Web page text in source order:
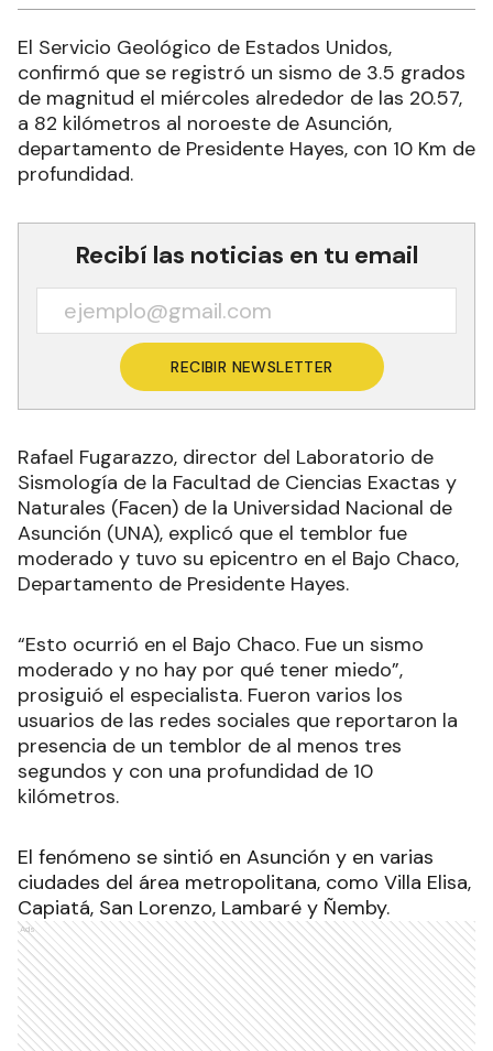
El Servicio Geológico de Estados Unidos,
confirmó que se registró un sismo de 3.5 grados
de magnitud el miércoles alrededor de las 20.57,
a 82 kilómetros al noroeste de Asunción,
departamento de Presidente Hayes, con 10 Km de
profundidad.
Recibí las noticias en tu email
RECIBIR NEWSLETTER
Rafael Fugarazzo, director del Laboratorio de
Sismología de la Facultad de Ciencias Exactas y
Naturales (Facen) de la Universidad Nacional de
Asunción (UNA), explicó que el temblor fue
moderado y tuvo su epicentro en el Bajo Chaco,
Departamento de Presidente Hayes.
“Esto ocurrió en el Bajo Chaco. Fue un sismo
moderado y no hay por qué tener miedo”,
prosiguió el especialista. Fueron varios los
usuarios de las redes sociales que reportaron la
presencia de un temblor de al menos tres
segundos y con una profundidad de 10
kilómetros.
El fenómeno se sintió en Asunción y en varias
ciudades del área metropolitana, como Villa Elisa,
Capiatá, San Lorenzo, Lambaré y Ñemby.
Ads